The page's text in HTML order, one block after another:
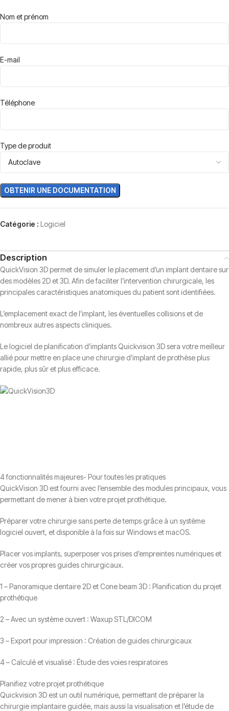
Nom et prénom
E-mail
Téléphone
Type de produit
Catégorie : Logiciel
Description
QuickVision 3D permet de simuler le placement d’un implant dentaire sur
des modèles 2D et 3D. Afin de faciliter l’intervention chirurgicale, les
principales caractéristiques anatomiques du patient sont identifiées.
L’emplacement exact de l’implant, les éventuelles collisions et de
nombreux autres aspects cliniques.
Le logiciel de planification d’implants Quickvision 3D sera votre meilleur
allié pour mettre en place une chirurgie d’implant de prothèse plus
rapide, plus sûr et plus efficace.
4 fonctionnalités majeures- Pour toutes les pratiques
QuickVision 3D est fourni avec l’ensemble des modules principaux, vous
permettant de mener à bien votre projet prothétique.
Préparer votre chirurgie sans perte de temps grâce à un système
logiciel ouvert, et disponible à la fois sur Windows et macOS.
Placer vos implants, superposer vos prises d’empreintes numériques et
créer vos propres guides chirurgicaux.
1 – Panoramique dentaire 2D et Cone beam 3D : Planification du projet
prothétique
2 – Avec un système ouvert : Waxup STL/DICOM
3 – Export pour impression : Création de guides chirurgicaux
4 – Calculé et visualisé : Étude des voies respiratoires
Planifiez votre projet prothétique
Quickvision 3D est un outil numérique, permettant de préparer la
chirurgie implantaire guidée, mais aussi la visualisation et l’étude de